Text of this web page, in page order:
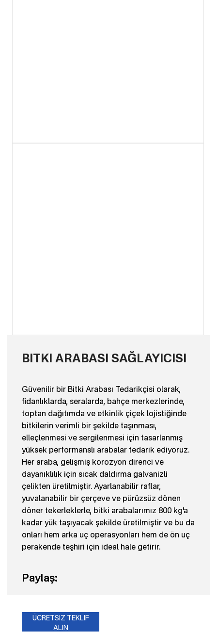
BITKI ARABASI SAĞLAYICISI
Güvenilir bir Bitki Arabası Tedarikçisi olarak,
fidanlıklarda, seralarda, bahçe merkezlerinde,
toptan dağıtımda ve etkinlik çiçek lojistiğinde
bitkilerin verimli bir şekilde taşınması,
elleçlenmesi ve sergilenmesi için tasarlanmış
yüksek performanslı arabalar tedarik ediyoruz.
Her araba, gelişmiş korozyon direnci ve
dayanıklılık için sıcak daldırma galvanizli
çelikten üretilmiştir. Ayarlanabilir raflar,
yuvalanabilir bir çerçeve ve pürüzsüz dönen
döner tekerleklerle, bitki arabalarımız 800 kg'a
kadar yük taşıyacak şekilde üretilmiştir ve bu da
onları hem arka uç operasyonları hem de ön uç
perakende teşhiri için ideal hale getirir.
Paylaş:
ÜCRETSIZ TEKLIF
ALIN